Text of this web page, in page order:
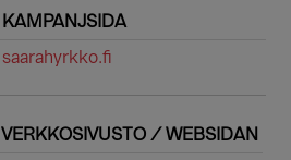
KAMPANJSIDA
saarahyrkko.fi
VERKKOSIVUSTO / WEBSIDAN